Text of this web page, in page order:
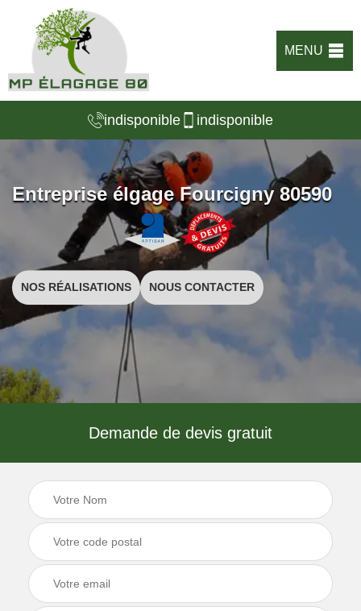
MENU
indisponible indisponible
Entreprise élgage Fourcigny 80590
NOS RÉALISATIONS NOUS CONTACTER
Demande de devis gratuit